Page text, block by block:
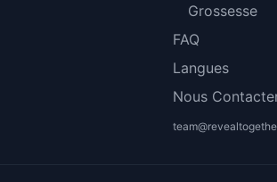
Grossesse
FAQ
Langues
Nous